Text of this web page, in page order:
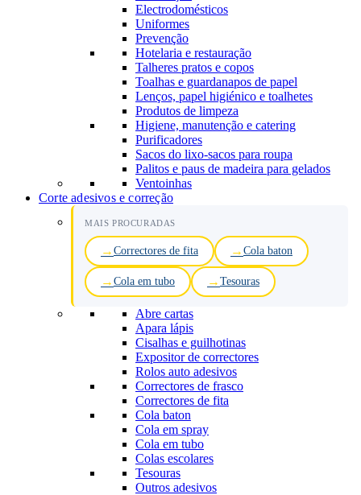
Electrodomésticos
Uniformes
Prevenção
Hotelaria e restauração
Talheres pratos e copos
Toalhas e guardanapos de papel
Lenços, papel higiénico e toalhetes
Produtos de limpeza
Higiene, manutenção e catering
Purificadores
Sacos do lixo-sacos para roupa
Palitos e paus de madeira para gelados
Ventoinhas
Corte adesivos e correção
MAIS PROCURADAS
Correctores de fita Cola baton
Cola em tubo Tesouras
Abre cartas
Apara lápis
Cisalhas e guilhotinas
Expositor de correctores
Rolos auto adesivos
Correctores de frasco
Correctores de fita
Cola baton
Cola em spray
Cola em tubo
Colas escolares
Tesouras
Outros adesivos